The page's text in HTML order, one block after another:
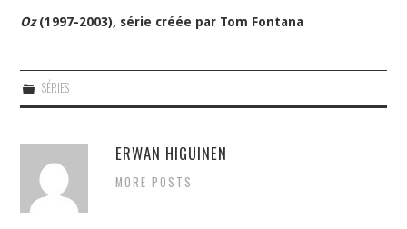
Oz(1997-2003), série créée par Tom Fontana
SÉRIES
ERWAN HIGUINEN
MORE POSTS